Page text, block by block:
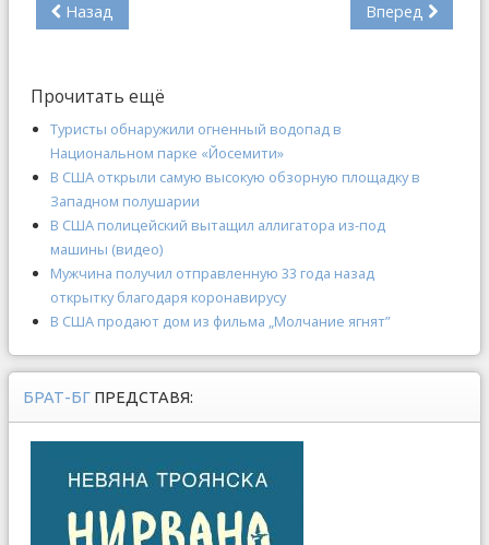
Назад Вперед
Прочитать ещё
Туристы обнаружили огненный водопад в
Национальном парке «Йосемити»
В США открыли самую высокую обзорную площадку в
Западном полушарии
В США полицейский вытащил аллигатора из-под
машины (видео)
Мужчина получил отправленную 33 года назад
открытку благодаря коронавирусу
В США продают дом из фильма „Молчание ягнят”
БРАТ-БГ ПРЕДСТАВЯ: